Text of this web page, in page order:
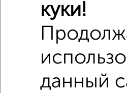
Сравнение средних цен
2‑комнатные квартиры с
куки!
данный